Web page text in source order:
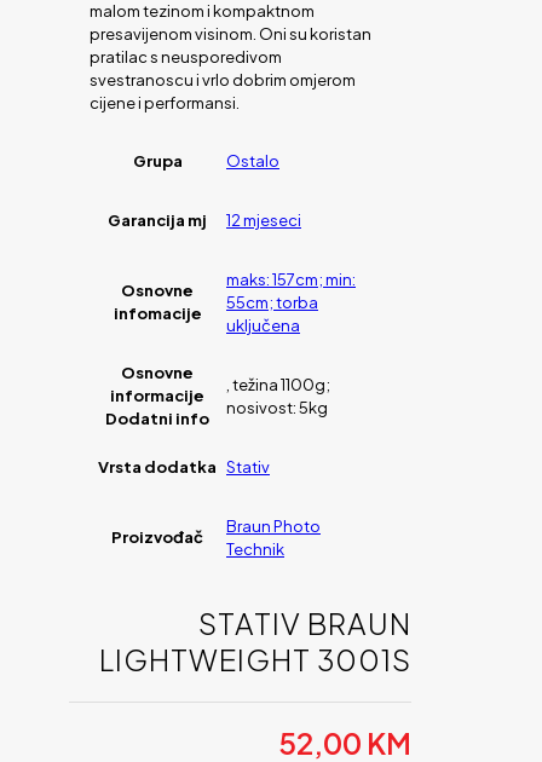
malom tezinom i kompaktnom
presavijenom visinom. Oni su koristan
pratilac s neusporedivom
svestranoscu i vrlo dobrim omjerom
cijene i performansi.
Grupa Ostalo
Garancija mj 12 mjeseci
Osnovne
infomacije
maks: 157cm; min:
55cm; torba
uključena
Osnovne
informacije
Dodatni info
, težina 1100g;
nosivost: 5kg
Vrsta dodatka Stativ
Proizvođač
Braun Photo
Technik
STATIV BRAUN
LIGHTWEIGHT 3001S
52,00 KM